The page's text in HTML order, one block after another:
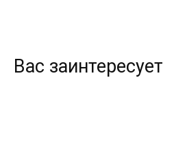
Вас заинтересует